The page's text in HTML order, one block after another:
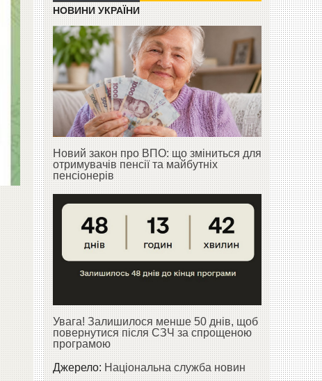
НОВИНИ УКРАЇНИ
Новий закон про ВПО: що зміниться для
отримувачів пенсії та майбутніх
пенсіонерів
Увага! Залишилося менше 50 днів, щоб
повернутися після СЗЧ за спрощеною
програмою
Джерело:Національна служба новин